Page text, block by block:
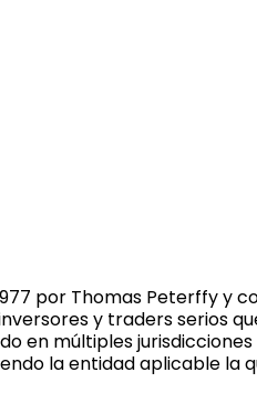
por Thomas Peterffy y
y traders serios
en múltiples jurisdicciones
la entidad aplicable la